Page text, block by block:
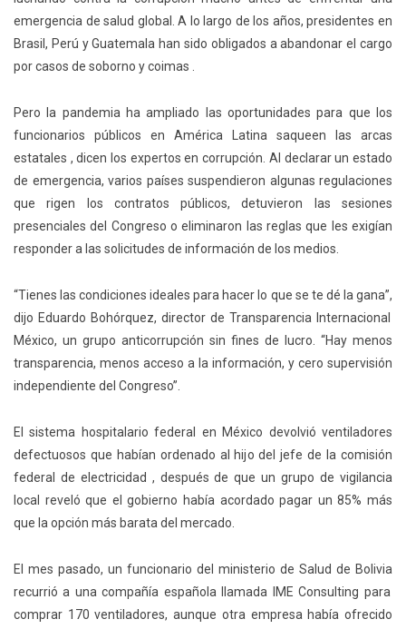
emergencia de salud global. A lo largo de los años, presidentes en
Brasil, Perú y Guatemala han sido obligados a abandonar el cargo
por casos de soborno y coimas .
Pero la pandemia ha ampliado las oportunidades para que los
funcionarios públicos en América Latina saqueen las arcas
estatales , dicen los expertos en corrupción. Al declarar un estado
de emergencia, varios países suspendieron algunas regulaciones
que rigen los contratos públicos, detuvieron las sesiones
presenciales del Congreso o eliminaron las reglas que les exigían
responder a las solicitudes de información de los medios.
“Tienes las condiciones ideales para hacer lo que se te dé la gana”,
dijo Eduardo Bohórquez, director de Transparencia Internacional
México, un grupo anticorrupción sin fines de lucro. “Hay menos
transparencia, menos acceso a la información, y cero supervisión
independiente del Congreso”.
El sistema hospitalario federal en México devolvió ventiladores
defectuosos que habían ordenado al hijo del jefe de la comisión
federal de electricidad , después de que un grupo de vigilancia
local reveló que el gobierno había acordado pagar un 85% más
que la opción más barata del mercado.
El mes pasado, un funcionario del ministerio de Salud de Bolivia
recurrió a una compañía española llamada IME Consulting para
comprar 170 ventiladores, aunque otra empresa había ofrecido